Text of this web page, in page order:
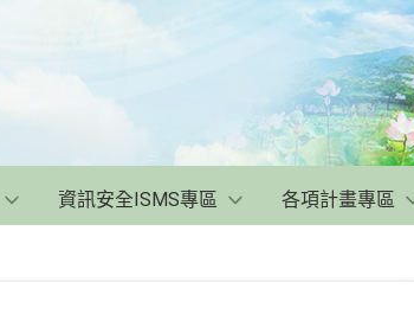
資訊安全ISMS專區 各項計畫專區